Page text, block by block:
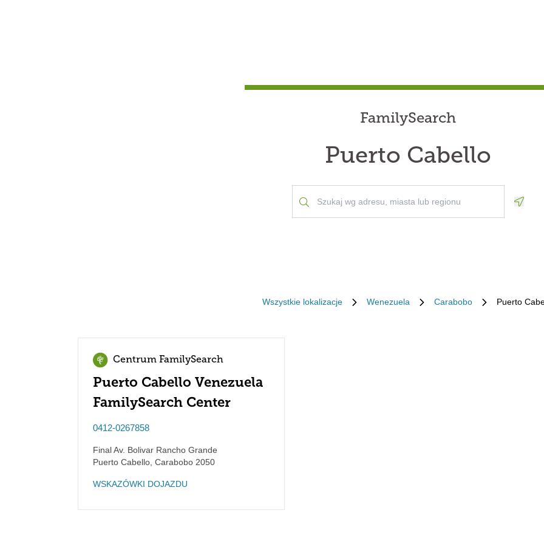
FamilySearch
Puerto Cabello
Wszystkie lokalizacje Wenezuela Carabobo Puerto
Centrum FamilySearch
Puerto Cabello Venezuela
FamilySearch Center
0412-0267858
Final Av. Bolivar Rancho Grande
Puerto Cabello Carabobo 2050
WSKAZÓWKI DOJAZDU